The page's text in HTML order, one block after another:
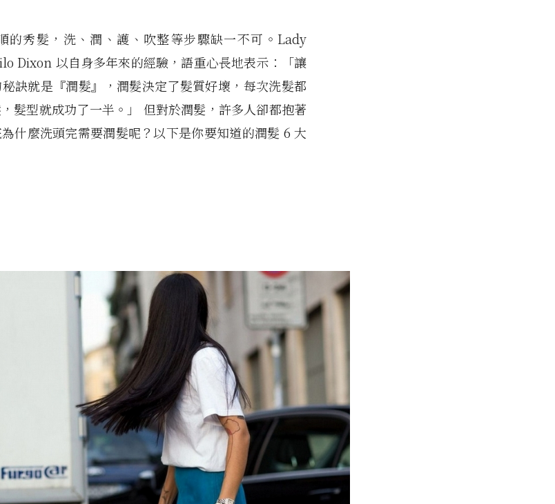
的秀髮，洗、潤、護、吹整等步驟缺一不可。Lady
Dixon 以自身多年來的經驗，語重心長地表示：「讓
訣就是『潤髮』，潤髮決定了髮質好壞，每次洗髮都
髮型就成功了一半。」 但對於潤髮，許多人卻都抱著
什麼洗頭完需要潤髮呢？以下是你要知道的潤髮 6 大